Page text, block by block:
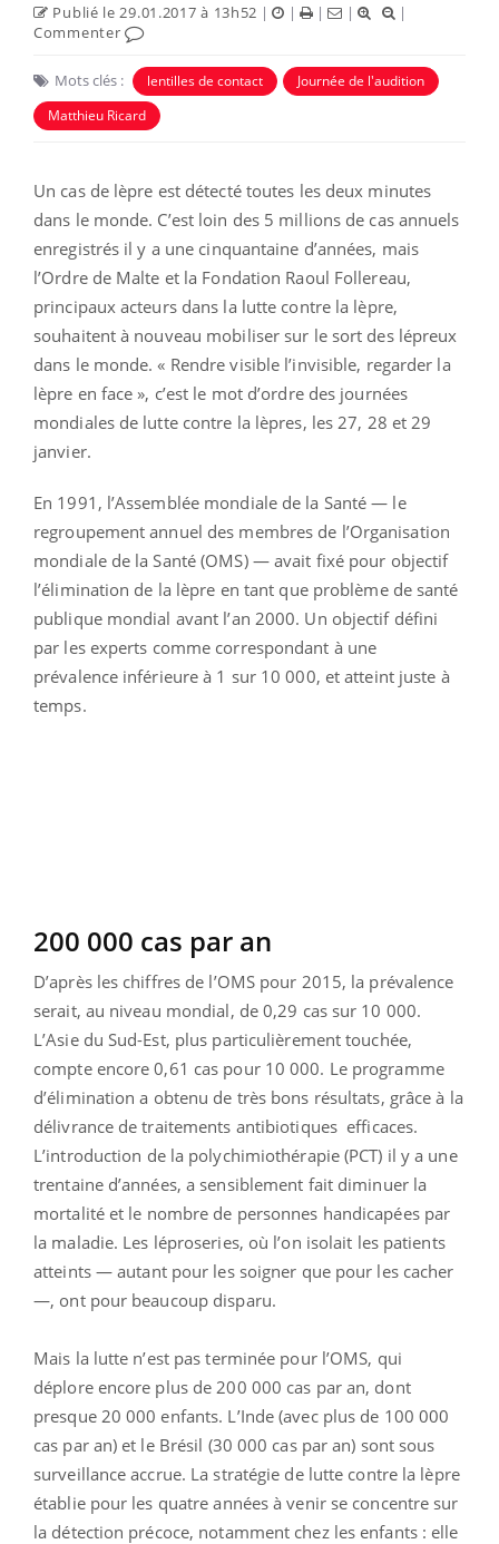
Publié le 29.01.2017 à 13h52 | | | |
|
Commenter
Mots clés : lentilles de contact
Journée de l'audition
Matthieu Ricard
Un cas de lèpre est détecté toutes les deux minutes
dans le monde. C’est loin des 5 millions de cas annuels
enregistrés il y a une cinquantaine d’années, mais
l’Ordre de Malte et la Fondation Raoul Follereau,
principaux acteurs dans la lutte contre la lèpre,
souhaitent à nouveau mobiliser sur le sort des lépreux
dans le monde. « Rendre visible l’invisible, regarder la
lèpre en face », c’est le mot d’ordre des journées
mondiales de lutte contre la lèpres, les 27, 28 et 29
janvier.
En 1991, l’Assemblée mondiale de la Santé — le
regroupement annuel des membres de l’Organisation
mondiale de la Santé (OMS) — avait fixé pour objectif
l’élimination de la lèpre en tant que problème de santé
publique mondial avant l’an 2000. Un objectif défini
par les experts comme correspondant à une
prévalence inférieure à 1 sur 10 000, et atteint juste à
temps.
200 000 cas par an
D’après les chiffres de l’OMS pour 2015, la prévalence
serait, au niveau mondial, de 0,29 cas sur 10 000.
L’Asie du Sud-Est, plus particulièrement touchée,
compte encore 0,61 cas pour 10 000. Le programme
d’élimination a obtenu de très bons résultats, grâce à la
délivrance de traitements antibiotiques efficaces.
L’introduction de la polychimiothérapie (PCT) il y a une
trentaine d’années, a sensiblement fait diminuer la
mortalité et le nombre de personnes handicapées par
la maladie. Les léproseries, où l’on isolait les patients
atteints — autant pour les soigner que pour les cacher
—, ont pour beaucoup disparu.
Mais la lutte n’est pas terminée pour l’OMS, qui
déplore encore plus de 200 000 cas par an, dont
presque 20 000 enfants. L’Inde (avec plus de 100 000
cas par an) et le Brésil (30 000 cas par an) sont sous
surveillance accrue. La stratégie de lutte contre la lèpre
établie pour les quatre années à venir se concentre sur
la détection précoce, notamment chez les enfants : elle